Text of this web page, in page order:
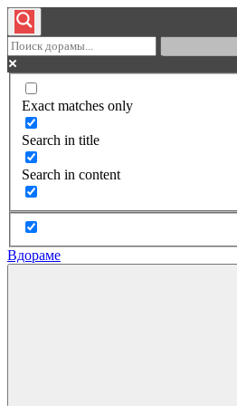
Exact matches only
Search in title
Search in content
Вдораме